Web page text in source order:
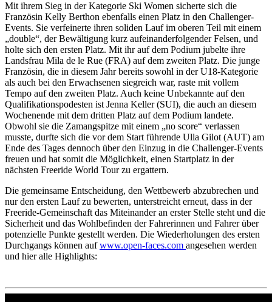
Mit ihrem Sieg in der Kategorie Ski Women sicherte sich die
Französin Kelly Berthon ebenfalls einen Platz in den Challenger-
Events. Sie verfeinerte ihren soliden Lauf im oberen Teil mit einem
„double“, der Bewältigung kurz aufeinanderfolgender Felsen, und
holte sich den ersten Platz. Mit ihr auf dem Podium jubelte ihre
Landsfrau Mila de le Rue (FRA) auf dem zweiten Platz. Die junge
Französin, die in diesem Jahr bereits sowohl in der U18-Kategorie
als auch bei den Erwachsenen siegreich war, raste mit vollem
Tempo auf den zweiten Platz. Auch keine Unbekannte auf den
Qualifikationspodesten ist Jenna Keller (SUI), die auch an diesem
Wochenende mit dem dritten Platz auf dem Podium landete.
Obwohl sie die Zamangspitze mit einem „no score“ verlassen
musste, durfte sich die vor dem Start führende Ulla Gilot (AUT) am
Ende des Tages dennoch über den Einzug in die Challenger-Events
freuen und hat somit die Möglichkeit, einen Startplatz in der
nächsten Freeride World Tour zu ergattern.
Die gemeinsame Entscheidung, den Wettbewerb abzubrechen und
nur den ersten Lauf zu bewerten, unterstreicht erneut, dass in der
Freeride-Gemeinschaft das Miteinander an erster Stelle steht und die
Sicherheit und das Wohlbefinden der Fahrerinnen und Fahrer über
potenzielle Punkte gestellt werden. Die Wiederholungen des ersten
Durchgangs können aufwww.open-faces.com angesehen werden
und hier alle Highlights: